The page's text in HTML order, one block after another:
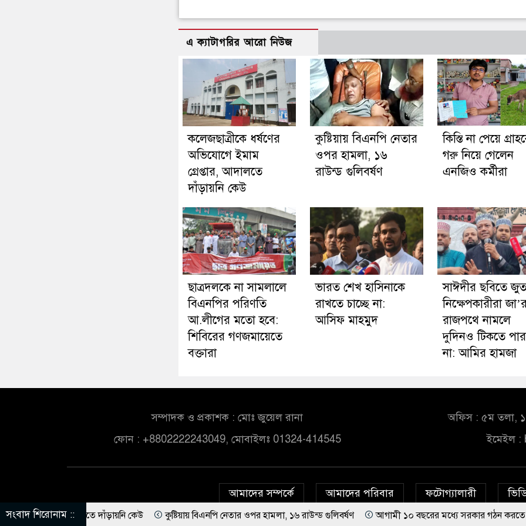
এ ক্যাটাগরির আরো নিউজ
কলেজছাত্রীকে ধর্ষণের
অভিযোগে ইমাম
গ্রেপ্তার, আদালতে
দাঁড়ায়নি কেউ
কুষ্টিয়ায় বিএনপি নেতার
ওপর হামলা, ১৬
রাউন্ড গুলিবর্ষণ
কিস্তি না পেয়ে
গরু নিয়ে গেলেন
এনজিও কর্মীরা
ছাত্রদলকে না সামলালে
বিএনপির পরিণতি
আ.লীগের মতো হবে:
শিবিরের গণজমায়েতে
বক্তারা
ভারত শেখ হাসিনাকে
রাখতে চাচ্ছে না:
আসিফ মাহমুদ
সাঈদীর ছবিতে
নিক্ষেপকারীরা
রাজপথে নামলে
দুদিনও টিকতে
না: আমির হামজা
সম্পাদক ও প্রকাশক : মোঃ জুয়েল রানা
ফোন : +8802222243049, মোবাইলঃ 01324-414545
অফিস : ৫ম তলা,
ইমেইল :
আমাদের সম্পর্কে আমাদের পরিবার ফটোগ্যালারী
সংবাদ শিরোনাম ::
আদালতে দাঁড়ায়নি কেউ কুষ্টিয়ায় বিএনপি নেতার ওপর হামলা, ১৬ রাউন্ড গুলিবর্ষণ আগামী ১০ বছরের মধ্যে সরকার গঠন করতে চায় এনসিপি: